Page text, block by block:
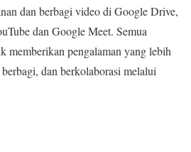
dan berbagi video di Google Drive,
dan Google Meet. Semua
memberikan pengalaman yang lebih
dan berkolaborasi melalui